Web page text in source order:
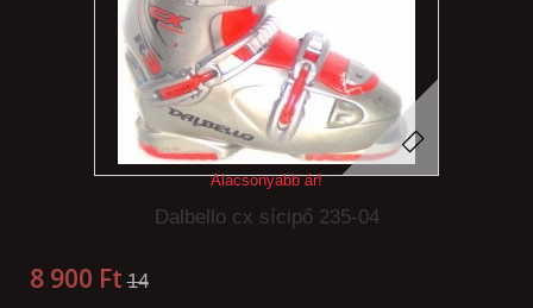
Alacsonyabb ár!
Dalbello cx sícipő 235-04
8 900 Ft‎ 14